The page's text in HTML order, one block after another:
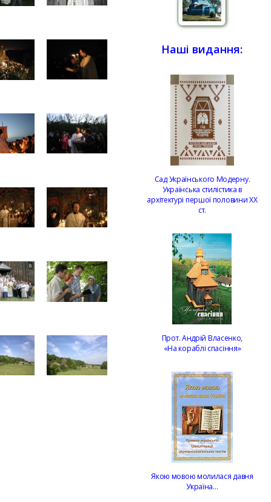
Наші видання:
Сад Українського Модерну.
Українська стилістика в
архітектурі першої половини ХХ
ст.
Прот. Андрій Власенко,
«На кораблі спасіння»
Якою мовою молилася давня
Україна…